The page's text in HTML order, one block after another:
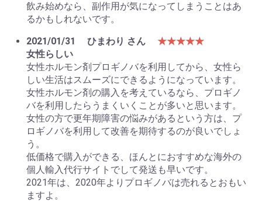
飲み始めなら、副作用が気になってしまうことはあ
るかもしれないです。
2021/01/31
ひまわり さん
★★★★★
女性らしい
女性ホルモン剤プロギノバを利用してから、女性ら
しい生活はスムーズにできるようになっています。
女性ホルモン剤の購入を考えているなら、プロギノ
バを利用したらうまくいくことが多いと思います。
女性の方で更年期障害の悩みがあるという方は、プ
ロギノバを利用して改善を期待するのが良いでしょ
う。
低価格で購入ができる、ほんとにおすすめな海外の
個人輸入代行サイトでして発送も早いです。
2021年は、2020年よりプロギノバは売れるとおもい
ますよ。